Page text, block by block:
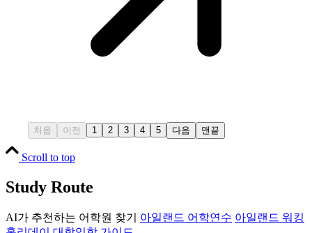
처음 이전 1 2 3 4 5 다음 맨끝
Scroll to top
Study Route
AI가 추천하는 어학원 찾기 아일랜드 어학연수 아일랜드 워킹